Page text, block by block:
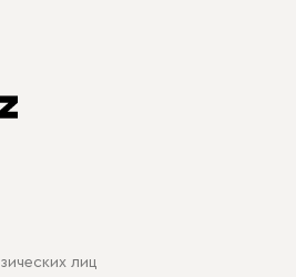
лиц